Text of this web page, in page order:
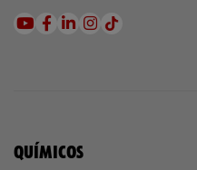
QUÍMICOS